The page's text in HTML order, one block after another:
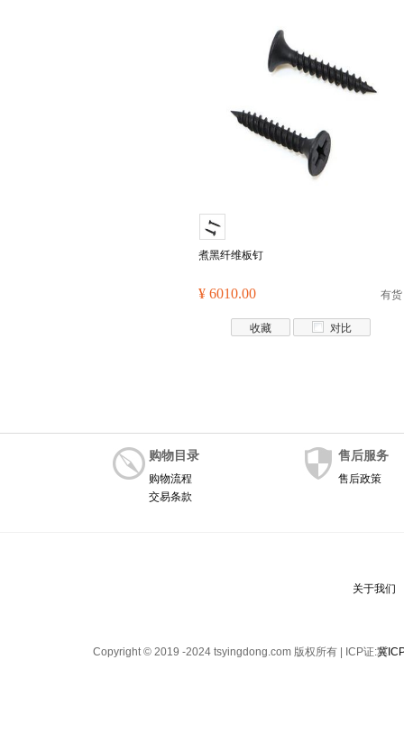
煮黑纤维板钉
¥ 6010.00 有货
收藏 对比
购物目录
购物流程
交易条款
售后服务
售后政策
关于我们
Copyright © 2019 -2024 tsyingdong.com 版权所有 | ICP证:冀